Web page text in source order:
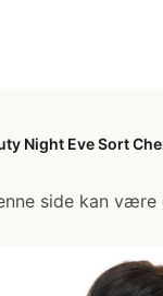
Night Eve Sort
side kan